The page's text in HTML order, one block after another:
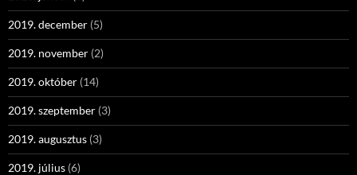
2019. december (5)
2019. november (2)
2019. október (14)
2019. szeptember (3)
2019. augusztus (3)
2019. július (6)